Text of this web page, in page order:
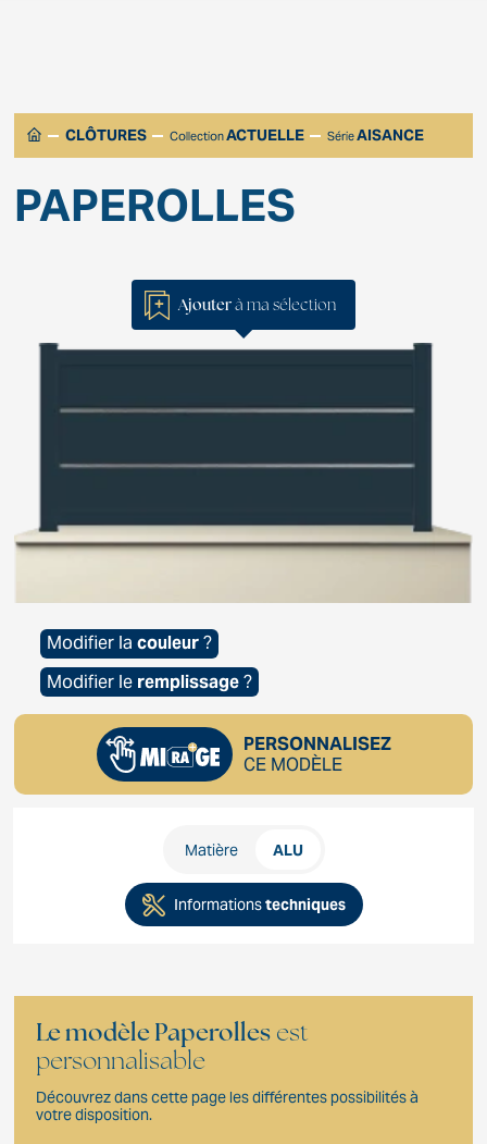
CLÔTURES CollectionACTUELLE SérieAISANCE
PAPEROLLES
Ajouterà ma sélection
Modifier lacouleur?
Modifier le remplissage?
PERSONNALISEZ
CE MODÈLE
Matière ALU
Informationstechniques
Le modèle Paperolles est
personnalisable
Découvrez dans cette page les différentes possibilités à
votre disposition.